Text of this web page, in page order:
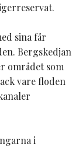
sina får
Bergskedjan
området som
vare floden
i